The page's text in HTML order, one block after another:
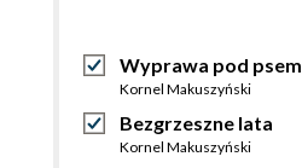
Wyprawa pod psem
Kornel Makuszyński
Bezgrzeszne lata
Kornel Makuszyński